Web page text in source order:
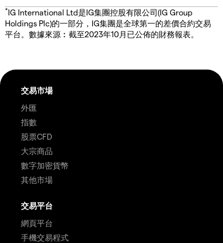
*IG International Ltd是IG集團控股有限公司(IG Group
Holdings Plc)的一部分，IG集團是全球第一的差價合約交易
平台。數據來源︰截至2023年10月已公佈的財務報表。
交易市場
外匯
指數
股票CFD
大宗商品
數字加密貨幣
其他市場
交易平台
網頁平台
手機交易程式